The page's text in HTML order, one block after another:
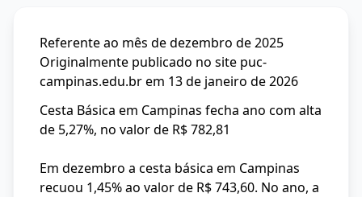
Referente ao mês de dezembro de 2025
Originalmente publicado no site puc-
campinas.edu.br em 13 de janeiro de 2026
Cesta Básica em Campinas fecha ano com alta
de 5,27%, no valor de R$ 782,81
Em dezembro a cesta básica em Campinas
recuou 1,45% ao valor de R$ 743,60. No ano, a